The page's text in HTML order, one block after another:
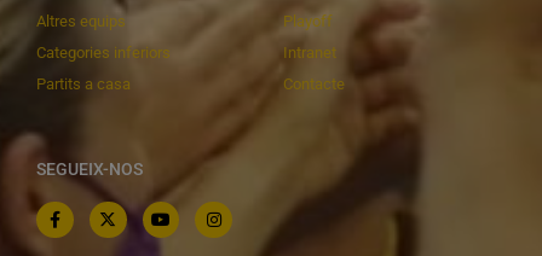
Altres equips
Categories inferiors
Partits a casa
Playoff
Intranet
Contacte
SEGUEIX-NOS